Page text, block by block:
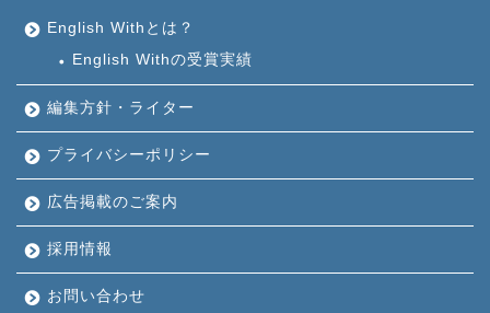
English Withとは？
English Withの受賞実績
編集方針・ライター
プライバシーポリシー
広告掲載のご案内
採用情報
お問い合わせ